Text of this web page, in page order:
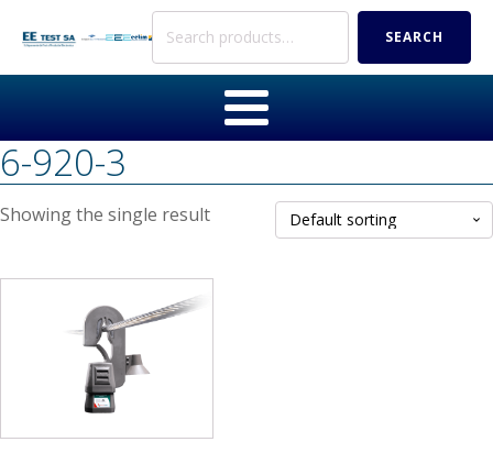
Search
SEARCH
6-920-3
Showing the single result